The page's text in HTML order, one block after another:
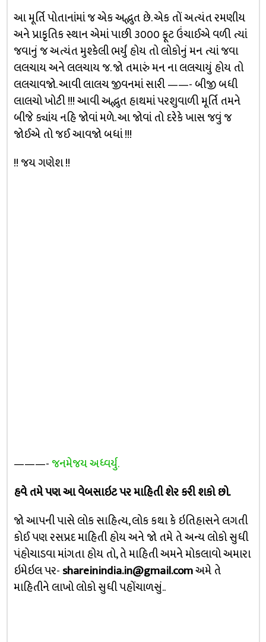
આ મૂર્તિ પોતાનાંમાં જ એક અદ્ભુત છે. એક તોં અત્યંત રમણીય
અને પ્રાકૃતિક સ્થાન એમાં પાછી ૩૦૦૦ ફૂટ ઉંચાઈએ વળી ત્યાં
જવાનું જ અત્યંત મુશ્કેલી ભર્યું હોય તો લોકોનું મન ત્યાં જવા
લલચાય અને લલચાય જ. જો તમારું મન ના લલચાયું હોય તો
લલચાવજો. આવી લાલચ જીવનમાં સારી ——- બીજી બધી
લાલચો ખોટી !!! આવી અદ્ભુત હાથમાં પરશુવાળી મૂર્તિ તમને
બીજે ક્યાંય નહિ જોવાં મળે. આ જોવાં તો દરેકે ખાસ જવું જ
જોઈએ તો જઈ આવજો બધાં !!!
!! જય ગણેશ !!
———-જનમેજય અધ્વર્યુ.
હવે તમે પણ આ વેબસાઇટ પર માહિતી શેર કરી શકો છો.
જો આપની પાસે લોક સાહિત્ય, લોક કથા કે ઇતિહાસને લગતી
કોઈ પણ રસપ્રદ માહિતી હોય અને જો તમે તે અન્ય લોકો સુધી
પંહોચાડવા માંગતા હોય તો, તે માહિતી અમને મોકલાવો અમારા
ઇમેઇલ પર-shareinindia.in@gmail.comઅમે તે
માહિતીને લાખો લોકો સુધી પહોંચાળસું..